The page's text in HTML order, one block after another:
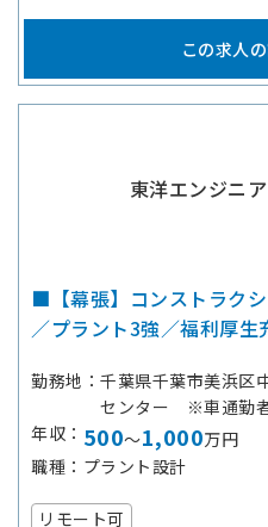
この求人
東洋エンジニ
■【幕張】コンストラク
／プラント3強／福利厚生
勤務地
千葉県千葉市美浜
センター ※車通勤
年収
500～1,000万円
職種
プラント設計
リモート可